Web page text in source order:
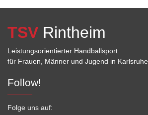
TSV Rintheim
Leistungsorientierter Handballsport
für Frauen, Männer und Jugend in Karlsruhe.
Follow!
Folge uns auf: